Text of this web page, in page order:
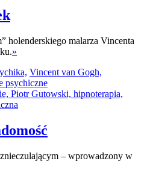
holenderskiego malarza Vincenta
»
Vincent van Gogh,
psychiczne
– wprowadzony w